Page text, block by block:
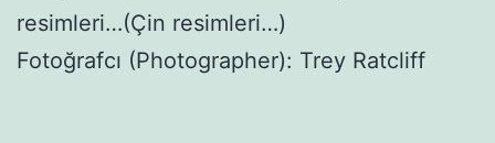
resimleri…(Çin resimleri…)
Fotoğrafcı (Photographer): Trey Ratcliff